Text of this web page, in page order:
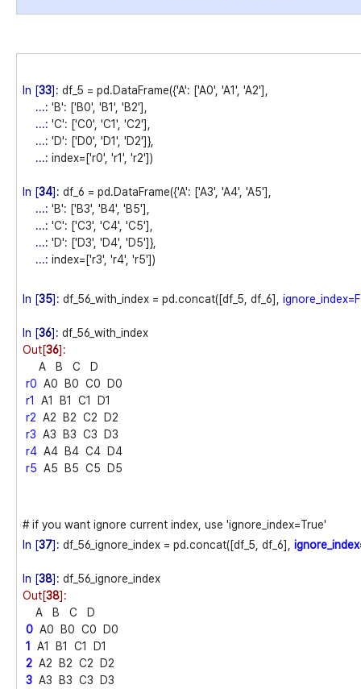
In [33]: df_5 = pd.DataFrame({'A': ['A0', 'A1', 'A2'],
...: 'B': ['B0', 'B1', 'B2'],
...: 'C': ['C0', 'C1', 'C2'],
...: 'D': ['D0', 'D1', 'D2']},
...: index=['r0', 'r1', 'r2'])
In [34]: df_6 = pd.DataFrame({'A': ['A3', 'A4', 'A5'],
...: 'B': ['B3', 'B4', 'B5'],
...: 'C': ['C3', 'C4', 'C5'],
...: 'D': ['D3', 'D4', 'D5']},
...: index=['r3', 'r4', 'r5'])
In [35]: df_56_with_index = pd.concat([df_5, df_6],
In [36]: df_56_with_index
Out[36]:
A B C D
r0 A0 B0 C0 D0
r1
A1 B1 C1 D1
r2 A2 B2 C2 D2
r3 A3 B3 C3 D3
r4 A4 B4 C4 D4
r5 A5 B5 C5 D5
# if you want ignore current index, use 'ignore_index=True'
In [37]: df_56_ignore_index = pd.concat([df_5, df_6],
In [38]: df_56_ignore_index
Out[38]:
A B C D
0 A0 B0 C0 D0
1
A1 B1 C1 D1
2 A2 B2 C2 D2
3 A3 B3 C3 D3